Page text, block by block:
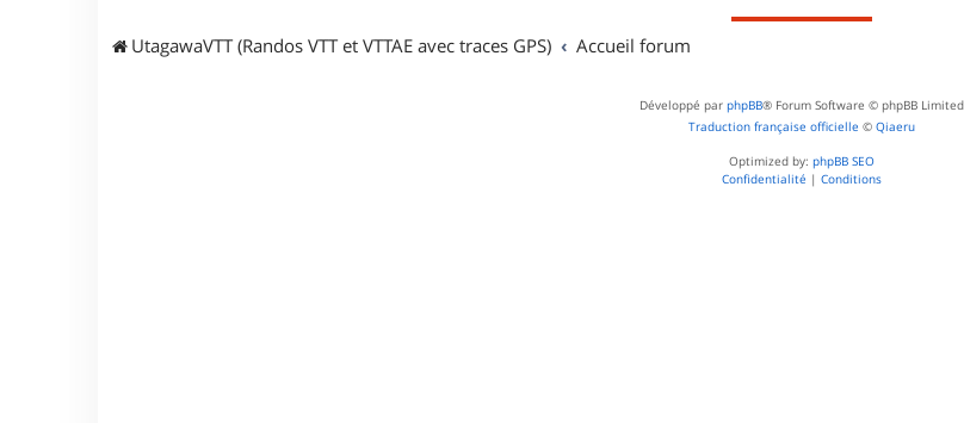
UtagawaVTT (Randos VTT et VTTAE avec traces GPS) Accueil forum
Développé par phpBB® Forum Software © phpBB Limited
Traduction française officielle © Qiaeru
Optimized by: phpBB SEO
Confidentialité | Conditions